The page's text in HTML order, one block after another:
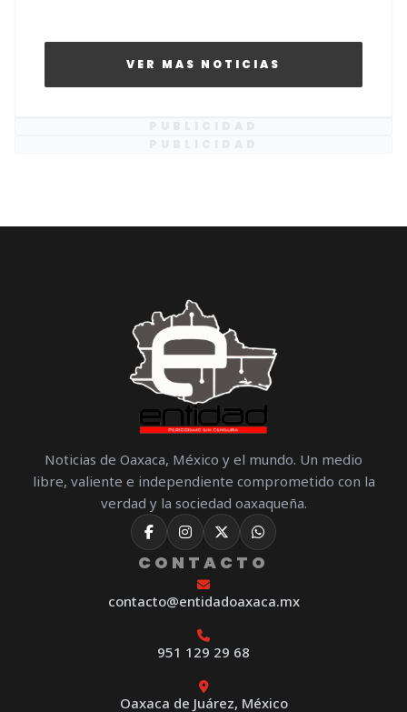
VER MAS NOTICIAS
Noticias de Oaxaca, México y el mundo. Un medio
libre, valiente e independiente comprometido con la
verdad y la sociedad oaxaqueña.
CONTACTO
contacto@entidadoaxaca.mx
951 129 29 68
Oaxaca de Juárez, México